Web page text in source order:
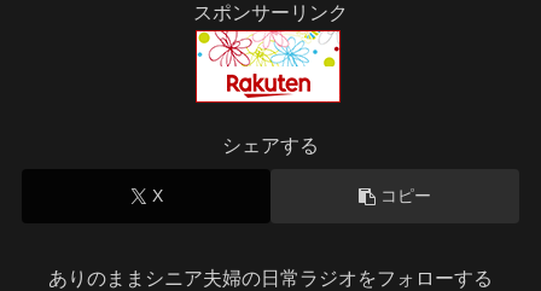
スポンサーリンク
シェアする
X コピー
ありのままシニア夫婦の日常ラジオをフォローする